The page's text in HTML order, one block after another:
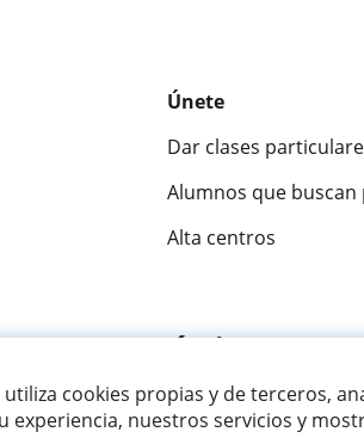
utiliza cookies propias y de terceros,
experiencia, nuestros servicios y
Únete
Dar clases
Alumnos que
Alta centros
Fantástica 9,5/